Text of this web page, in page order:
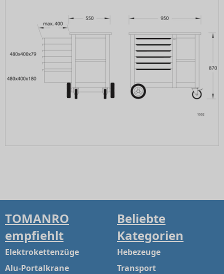
TOMANRO
empfiehlt
Elektrokettenzüge
Alu-Portalkrane
Beliebte
Kategorien
Hebezeuge
Transport